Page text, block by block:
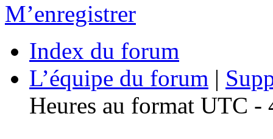
M’enregistrer
Index du forum
L’équipe du forum |
Heures au format UTC -